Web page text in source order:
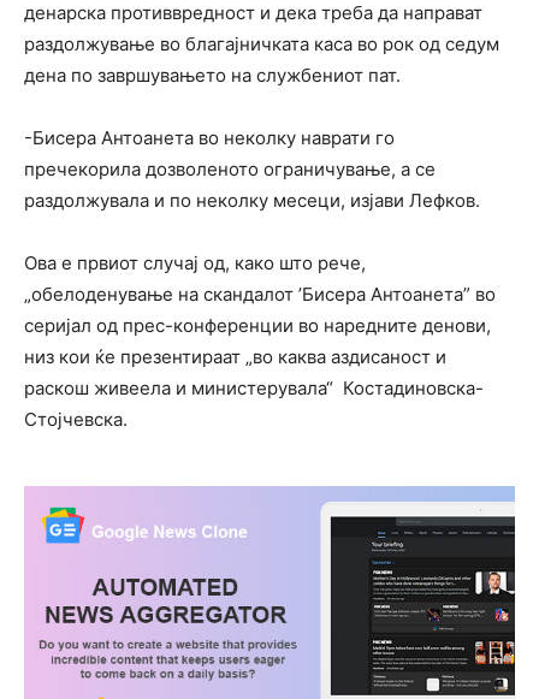
денарска противвредност и дека треба да направат
раздолжување во благајничката каса во рок од седум
дена по завршувањето на службениот пат.
-Бисера Антоанета во неколку наврати го
пречекорила дозволеното ограничување, а се
раздолжувала и по неколку месеци, изјави Лефков.
Ова е првиот случај од, како што рече,
„обелоденување на скандалот ’Бисера Антоанета” во
серијал од прес-конференции во наредните денови,
низ кои ќе презентираат „во каква аздисаност и
раскош живеела и министерувала“ Костадиновска-
Стојчевска.